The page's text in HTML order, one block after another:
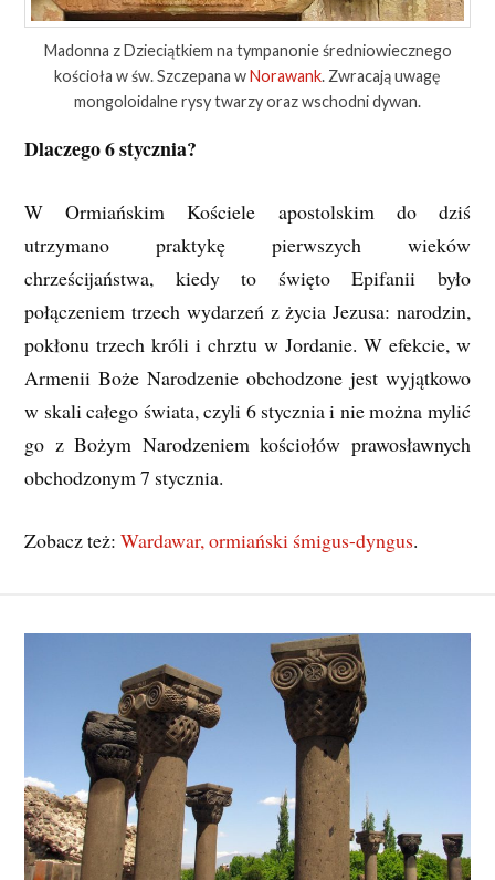
Madonna z Dzieciątkiem na tympanonie średniowiecznego
kościoła w św. Szczepana wNorawank. Zwracają uwagę
mongoloidalne rysy twarzy oraz wschodni dywan.
Dlaczego 6 stycznia?
W Ormiańskim Kościele apostolskim do dziś
utrzymano praktykę pierwszych wieków
chrześcijaństwa, kiedy to święto Epifanii było
połączeniem trzech wydarzeń z życia Jezusa: narodzin,
pokłonu trzech króli i chrztu w Jordanie. W efekcie, w
Armenii Boże Narodzenie obchodzone jest wyjątkowo
w skali całego świata, czyli 6 stycznia i nie można mylić
go z Bożym Narodzeniem kościołów prawosławnych
obchodzonym 7 stycznia.
Zobacz też:Wardawar, ormiański śmigus-dyngus.